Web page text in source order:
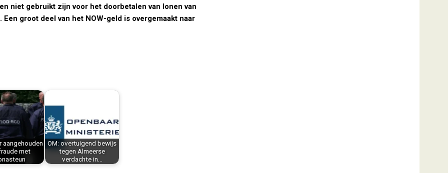
niet gebruikt zijn voor het doorbetalen van lonen van
groot deel van het NOW-geld is overgemaakt naar
aangehouden
met
OM: overtuigend bewijs
tegen Almeerse
verdachte in…